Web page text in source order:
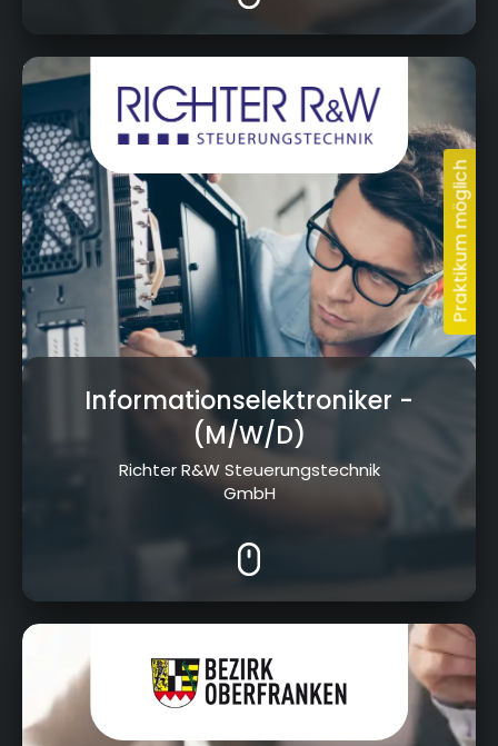
Körzendorf 52, 95491 Ahorntal
Informationselektroniker -
(M/W/D)
Richter R&W Steuerungstechnik
GmbH
Cottenbacher Straße 23, 95445 Bayreuth